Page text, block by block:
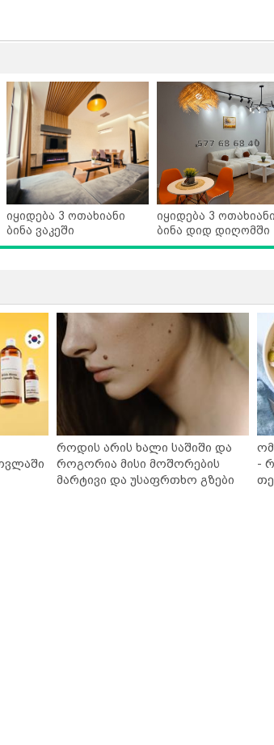
იყიდება 3 ოთახიანი
ბინა ვაკეში
იყიდება 3 ოთახიანი
ბინა დიდ დიღომში
როდის არის ხალი საშიში და
როგორია მისი მოშორების
მარტივი და უსაფრთხო გზები
-